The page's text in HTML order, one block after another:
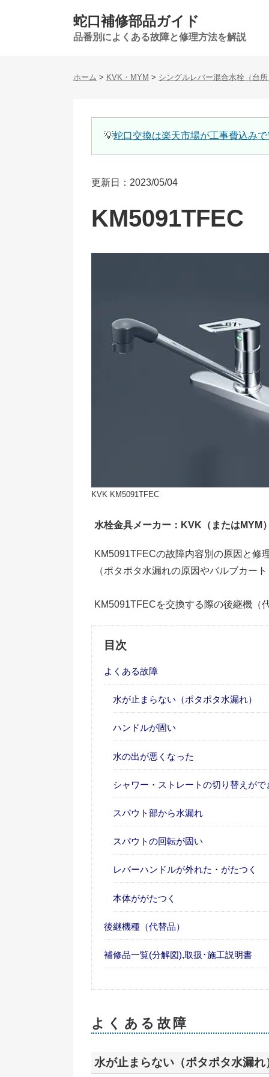
蛇口補修部品ガイド
品番別によくある故障と修理方法を解説
ホーム > KVK・MYM > シングルレバー混合水栓（台
💡蛇口交換は楽天市場が工事費込み
更新日：2023/05/04
KM5091TFEC
KVK KM5091TFEC
水栓金具メーカー：KVK（またはMYM
KM5091TFECの故障内容別の原因と修
（ポタポタ水漏れの原因やバルブカー
KM5091TFECを交換する際の後継機（
目次
よくある故障
水が止まらない（ポタポタ水漏れ）
ハンドルが固い
水の出が悪くなった
シャワー・ストレートの切り替えがで
スパウト部から水漏れ
スパウトの回転が固い
レバーハンドルが外れた・がたつく
本体ががたつく
後継機種（代替品）
補修品一覧(分解図),取扱･施工説明書
よくある故障
水が止まらない（ポタポタ水漏れ